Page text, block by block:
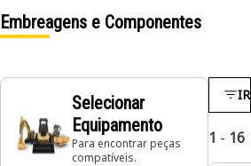
Embreagens e Componentes
Selecionar
Equipamento
Para encontrar peças
compatíveis.
IR
1 - 16